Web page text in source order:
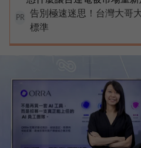
PR
告別極速迷思！台灣大哥
標準